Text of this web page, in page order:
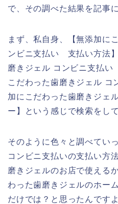
で、その調べた結果を記事
まず、私自身、【無添加に
ンビニ支払い 支払い方法
磨きジェル コンビニ支払
こだわった歯磨きジェル コ
加にこだわった歯磨きジェ
ー】という感じで検索をし
そのように色々と調べてい
コンビニ支払いの支払い方
磨きジェルのお店で使える
わった歯磨きジェルのホー
だけでは？と思ったんですよ